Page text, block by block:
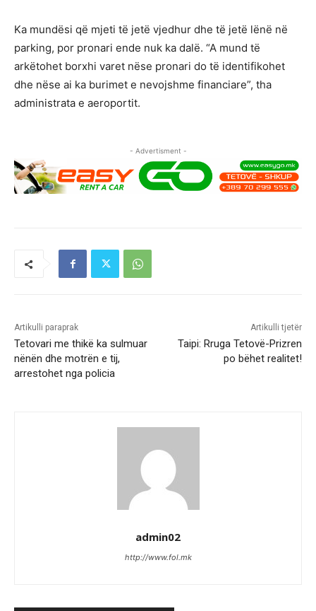
Ka mundësi që mjeti të jetë vjedhur dhe të jetë lënë në
parking, por pronari ende nuk ka dalë. “A mund të
arkëtohet borxhi varet nëse pronari do të identifikohet
dhe nëse ai ka burimet e nevojshme financiare”, tha
administrata e aeroportit.
- Advertisment -
Artikulli paraprak
Tetovari me thikë ka sulmuar
nënën dhe motrën e tij,
arrestohet nga policia
Artikulli tjetër
Taipi: Rruga Tetovë-Prizren
po bëhet realitet!
admin02
http://www.fol.mk